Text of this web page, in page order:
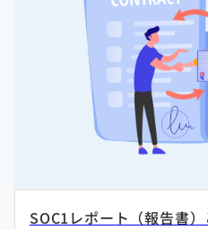
SOC1レポート（報告書